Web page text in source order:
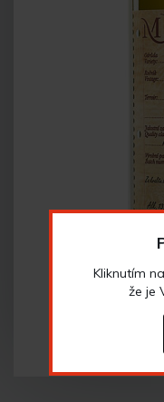
Kliknutím
že je